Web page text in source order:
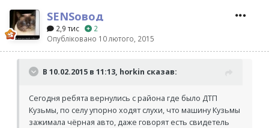
SENSовод
2,9 тис
2
Опубліковано 10 лютого, 2015
В 10.02.2015 в 11:13, horkin сказав:
Сегодня ребята вернулись с района где было ДТП
Кузьмы, по селу упорно ходят слухи, что машину Кузьмы
зажимала чёрная авто, даже говорят есть свидетель